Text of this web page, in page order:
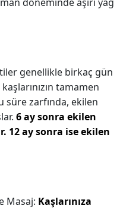
genellikle birkaç gün
tamamen
süre zarfında, ekilen
6 ay sonra ekilen
12 ay sonra ise ekilen
Masaj: Kaşlarınıza